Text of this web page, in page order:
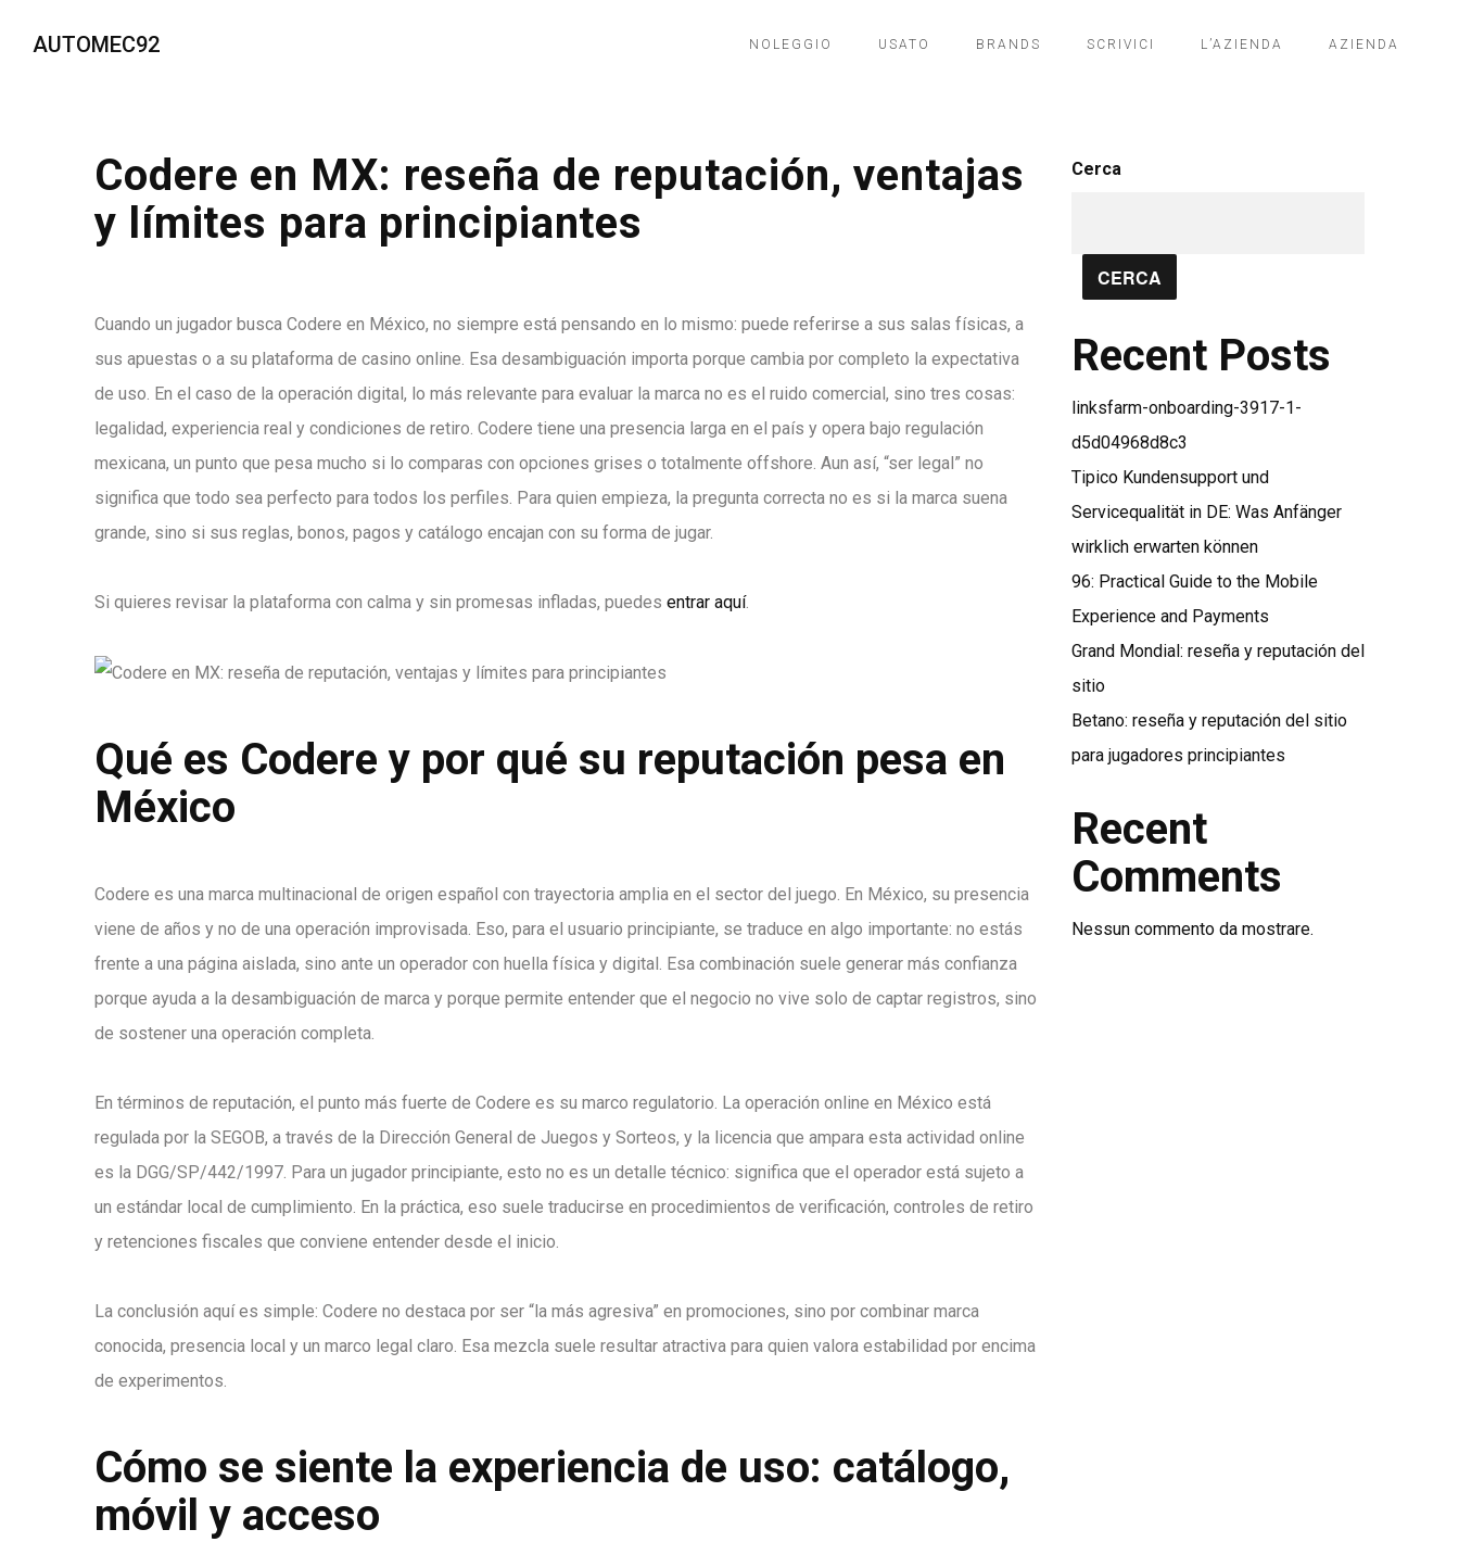
AUTOMEC92 NOLEGGIO USATO BRANDS SCRIVICI L’AZIENDA AZIENDA
Codere en MX: reseña de reputación, ventajas
y límites para principiantes
Cuando un jugador busca Codere en México, no siempre está pensando en lo mismo: puede referirse a sus salas físicas, a
sus apuestas o a su plataforma de casino online. Esa desambiguación importa porque cambia por completo la expectativa
de uso. En el caso de la operación digital, lo más relevante para evaluar la marca no es el ruido comercial, sino tres cosas:
legalidad, experiencia real y condiciones de retiro. Codere tiene una presencia larga en el país y opera bajo regulación
mexicana, un punto que pesa mucho si lo comparas con opciones grises o totalmente offshore. Aun así, “ser legal” no
significa que todo sea perfecto para todos los perfiles. Para quien empieza, la pregunta correcta no es si la marca suena
grande, sino si sus reglas, bonos, pagos y catálogo encajan con su forma de jugar.
Si quieres revisar la plataforma con calma y sin promesas infladas, puedes entrar aquí.
Qué es Codere y por qué su reputación pesa en
México
Codere es una marca multinacional de origen español con trayectoria amplia en el sector del juego. En México, su presencia
viene de años y no de una operación improvisada. Eso, para el usuario principiante, se traduce en algo importante: no estás
frente a una página aislada, sino ante un operador con huella física y digital. Esa combinación suele generar más confianza
porque ayuda a la desambiguación de marca y porque permite entender que el negocio no vive solo de captar registros, sino
de sostener una operación completa.
En términos de reputación, el punto más fuerte de Codere es su marco regulatorio. La operación online en México está
regulada por la SEGOB, a través de la Dirección General de Juegos y Sorteos, y la licencia que ampara esta actividad online
es la DGG/SP/442/1997. Para un jugador principiante, esto no es un detalle técnico: significa que el operador está sujeto a
un estándar local de cumplimiento. En la práctica, eso suele traducirse en procedimientos de verificación, controles de retiro
y retenciones fiscales que conviene entender desde el inicio.
La conclusión aquí es simple: Codere no destaca por ser “la más agresiva” en promociones, sino por combinar marca
conocida, presencia local y un marco legal claro. Esa mezcla suele resultar atractiva para quien valora estabilidad por encima
de experimentos.
Cómo se siente la experiencia de uso: catálogo,
móvil y acceso
Cerca
CERCA
Recent Posts
linksfarm-onboarding-3917-1-
d5d04968d8c3
Tipico Kundensupport und
Servicequalität in DE: Was Anfänger
wirklich erwarten können
96: Practical Guide to the Mobile
Experience and Payments
Grand Mondial: reseña y reputación del
sitio
Betano: reseña y reputación del sitio
para jugadores principiantes
Recent
Comments
Nessun commento da mostrare.